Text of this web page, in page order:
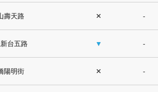
壽天路 ✕ -
台五路 ▼ -
陽明街 ✕ -